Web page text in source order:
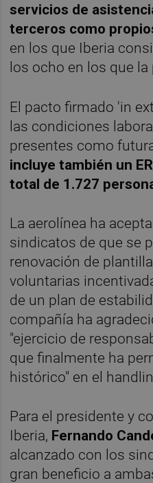
servicios de
terceros como
en los que Iberia
los ocho en los que la
El pacto firmado 'in
las condiciones
presentes como
incluye también un
total de 1.727
La aerolínea ha
sindicatos de que se
renovación de
voluntarias
de un plan de
compañía ha
"ejercicio de
que finalmente ha
histórico" en el
Para el presidente y
Iberia, Fernando
alcanzado con los
gran beneficio a